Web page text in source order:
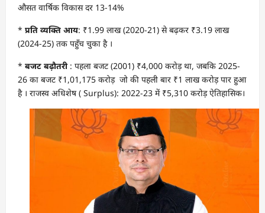
औसत वार्षिक विकास दर 13-14%
* प्रति व्यक्ति आय: ₹1.99 लाख (2020-21) से बढ़कर ₹3.19 लाख
(2024-25) तक पहुँच चुका है ।
* बजट बढ़ौतरी: पहला बजट (2001) ₹4,000 करोड़ था, जबकि 2025-
26 का बजट ₹1,01,175 करोड़ जो की पहली बार ₹1 लाख करोड़ पार हुआ
है । राजस्व अधिशेष ( Surplus): 2022-23 में ₹5,310 करोड़ ऐतिहासिक।